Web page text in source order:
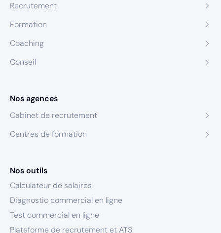
Recrutement
Formation
Coaching
Conseil
Nos agences
Cabinet de recrutement
Centres de formation
Nos outils
Calculateur de salaires
Diagnostic commercial en ligne
Test commercial en ligne
Plateforme de recrutement et ATS